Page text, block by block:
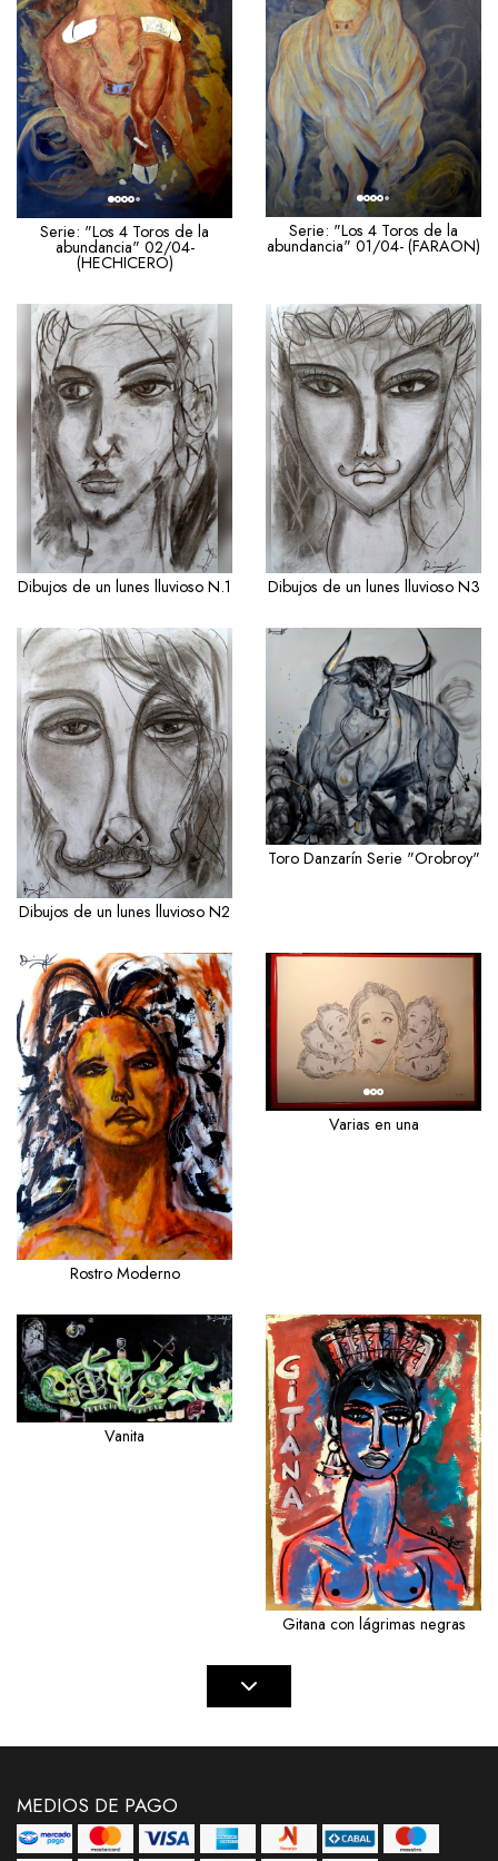
Serie: "Los 4 Toros de la
abundancia" 02/04-
(HECHICERO)
Serie: "Los 4 Toros de la
abundancia" 01/04- (FARAON)
Dibujos de un lunes lluvioso N.1 Dibujos de un lunes lluvioso N3
Dibujos de un lunes lluvioso N2
Toro Danzarín Serie "Orobroy"
Rostro Moderno
Varias en una
Vanita
Gitana con lágrimas negras
MEDIOS DE PAGO